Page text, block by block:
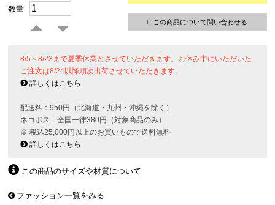
数量
この商品について問い合わせる
8/5～8/23まで夏季休業とさせていただきます。お休み中にいただいた
ご注文は8/24以降順次出荷させていただきます。
詳しくはこちら
配送料：950円（北海道・九州・沖縄を除く）
ネコポス：全国一律380円（対象商品のみ）
※ 税込25,000円以上のお買いもので送料無料
詳しくはこちら
この商品のサイズや材質について
ファッション一覧をみる